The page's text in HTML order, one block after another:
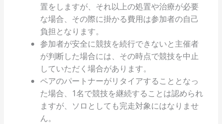
置をしますが、それ以上の処置や治療が必要
な場合、その際に掛かる費用は参加者の自己
負担となります。
参加者が安全に競技を続行できないと主催者
が判断した場合には、その時点で競技を中止
していただく場合があります。
ペアのパートナーがリタイアすることとなっ
た場合、1名で競技を継続することは認められ
ますが、ソロとしても完走対象にはなりませ
ん。